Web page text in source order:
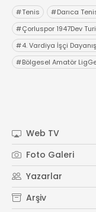
#Tenis #Darıca
#Çorluspor 1947Dev
#4. Vardiya İşçi
#Bölgesel Amatör
Web TV
Foto Galeri
Yazarlar
Arşiv